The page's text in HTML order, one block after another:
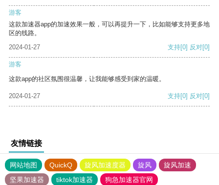
游客
这款加速器app的加速效果一般，可以再提升一下，比如能够支持更多地
区的线路。
2024-01-27
支持[0] 反对[0]
游客
这款app的社区氛围很温馨，让我能够感受到家的温暖。
2024-01-27 支持[0] 反对[0]
友情链接
网站地图 QuickQ 旋风加速度器 旋风
旋风加速
坚果加速器
tiktok加速器
狗急加速器官网